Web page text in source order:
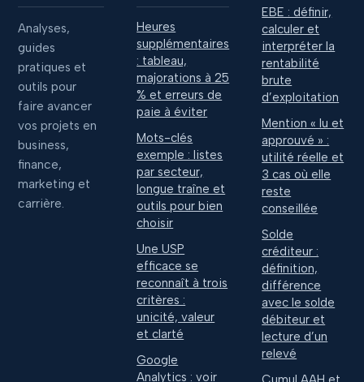
Analyses,
guides
pratiques et
outils pour
faire avancer
vos projets en
business,
finance,
marketing et
carrière.
Heures
supplémentaires
: tableau,
majorations à 25
% et erreurs de
paie à éviter
Mots-clés
exemple : listes
par secteur,
longue traîne et
outils pour bien
choisir
Une USP
efficace se
reconnaît à trois
critères :
unicité, valeur
et clarté
Google
Analytics : voir
EBE : définir,
calculer et
interpréter la
rentabilité
brute
d’exploitation
Mention « lu et
approuvé » :
utilité réelle et
3 cas où elle
reste
conseillée
Solde
créditeur :
définition,
différence
avec le solde
débiteur et
lecture d’un
relevé